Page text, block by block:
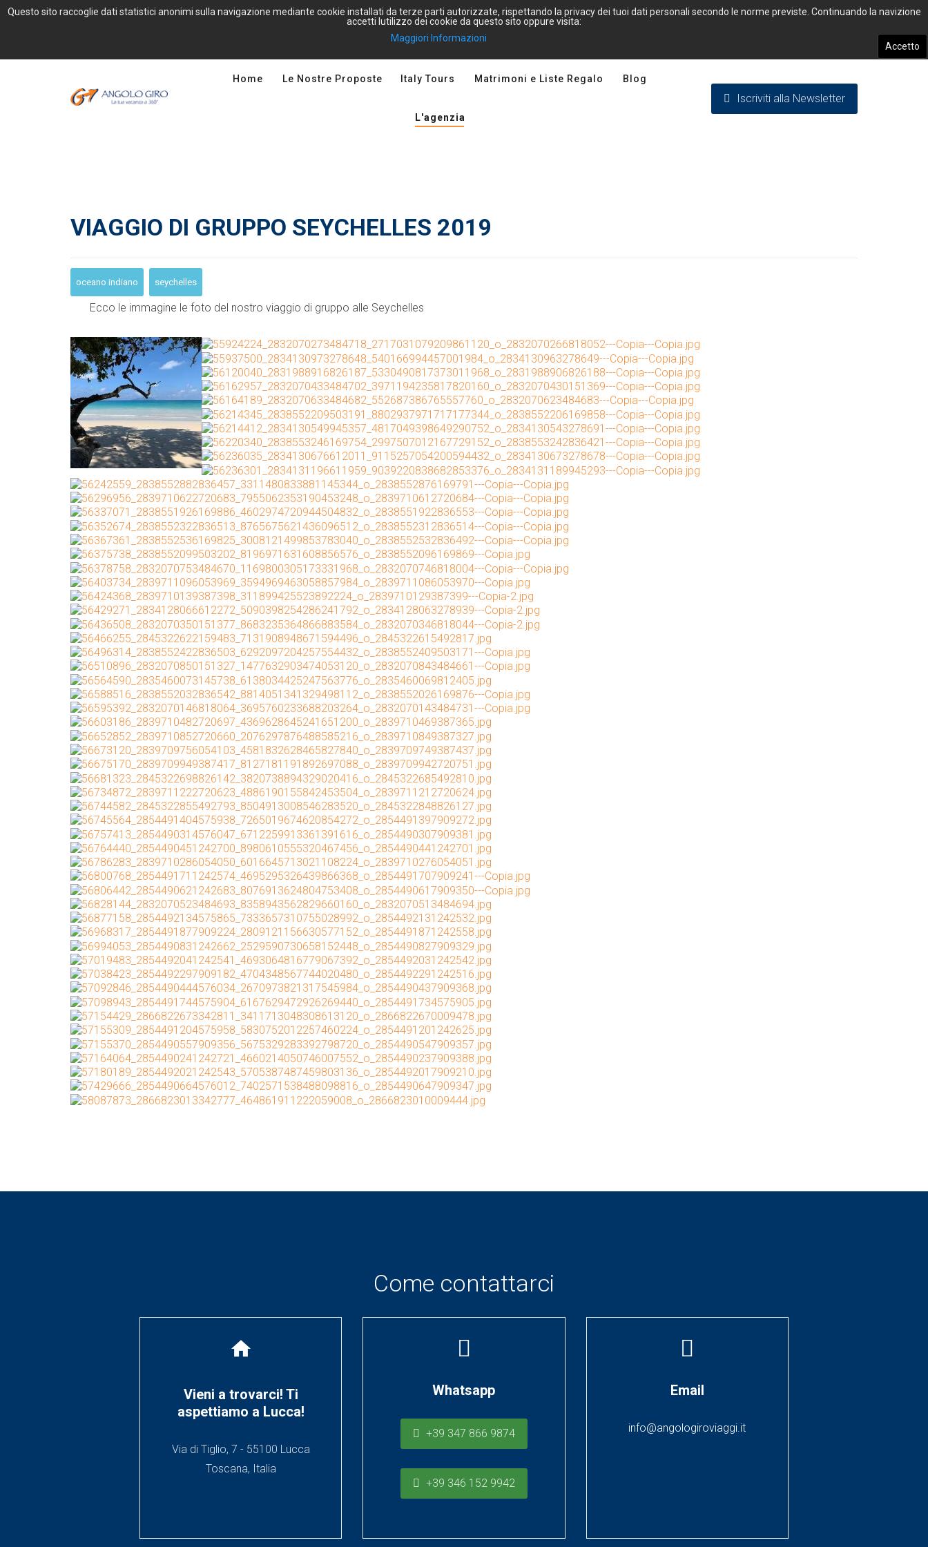
Questo sito raccoglie dati statistici anonimi sulla navigazione mediante cookie installati da terze parti autorizzate, rispettando la privacy dei tuoi dati personali secondo le norme previste. Continuando la navizione
accetti lutilizzo dei cookie da questo sito oppure visita:
Maggiori Informazioni
Accetto
Home Le Nostre Proposte Italy Tours Matrimoni e Liste Regalo Blog
L'agenzia
Iscriviti alla Newsletter
VIAGGIO DI GRUPPO SEYCHELLES 2019
oceano indiano seychelles
Ecco le immagine le foto del nostro viaggio di gruppo alle Seychelles
Come contattarci
home
Vieni a trovarci! Ti
aspettiamo a Lucca!
Via di Tiglio, 7 - 55100 Lucca
Toscana, Italia
Whatsapp
+39 347 866 9874
+39 346 152 9942
Email
info@angologiroviaggi.it